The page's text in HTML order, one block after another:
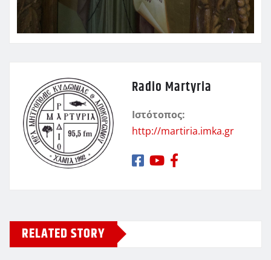
Radio Martyria
Ιστότοπος:
http://martiria.imka.gr
RELATED STORY